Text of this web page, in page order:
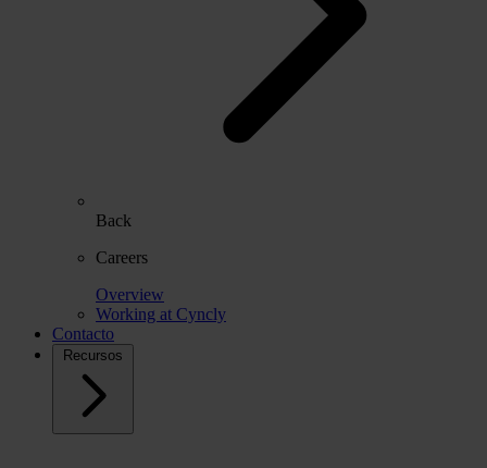
Back
Careers
Overview
Working at Cyncly
Contacto
Recursos